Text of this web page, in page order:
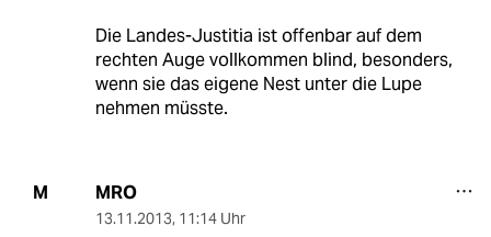
Die Landes-Justitia ist offenbar auf dem
rechten Auge vollkommen blind, besonders,
wenn sie das eigene Nest unter die Lupe
nehmen müsste.
M MRO
13.11.2013, 11:14 Uhr